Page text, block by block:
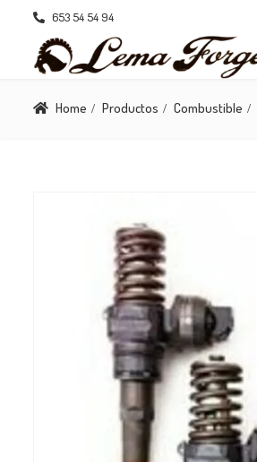
653 54 54 94
Home Productos Combustible